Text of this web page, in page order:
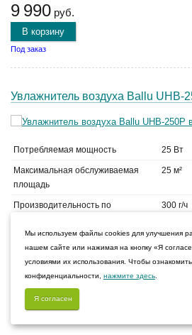
9 990 руб.
В корзину
Под заказ
Увлажнитель воздуха Ballu UHB-
Потребляемая мощность 25 Вт
Максимальная обслуживаемая
площадь
25 м²
Производительность по
300 г/ч
Объем бака для воды
3 590руб.
Нет в наличии
Мы используем файлы cookies для улучшения
нашем сайте или нажимая на кнопку «Я
условиями их использования. Чтобы
конфиденциальности, нажмите здесь
Я согласен